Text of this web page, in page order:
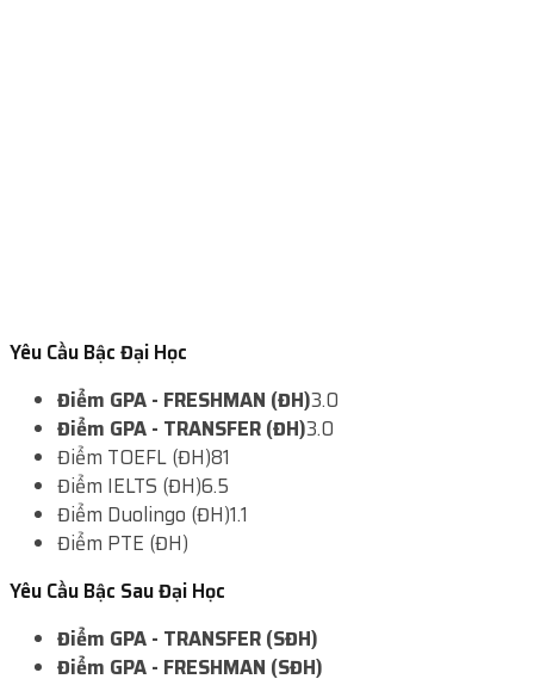
Yêu Cầu Bậc Đại Học
Điểm GPA - FRESHMAN (ĐH)3.0
Điểm GPA - TRANSFER (ĐH)3.0
Điểm TOEFL (ĐH)81
Điểm IELTS (ĐH)6.5
Điểm Duolingo (ĐH)1.1
Điểm PTE (ĐH)
Yêu Cầu Bậc Sau Đại Học
Điểm GPA - TRANSFER (SĐH)
Điểm GPA - FRESHMAN (SĐH)